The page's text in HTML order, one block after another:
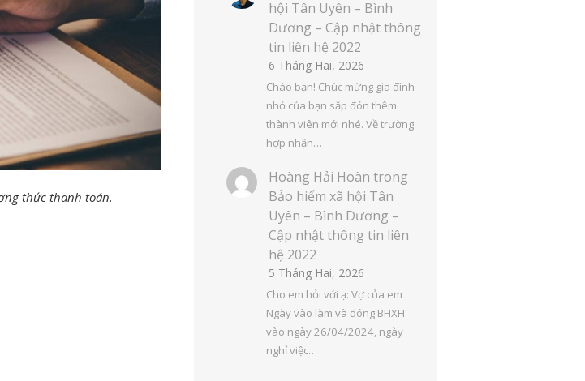
thức thanh toán.
hội Tân Uyên – Bình
Dương – Cập nhật thông
tin liên hệ 2022
6 Tháng Hai, 2026
Chào bạn! Chúc mừng gia đình
nhỏ của bạn sắp đón thêm
thành viên mới nhé. Về trường
hợp nhận…
Hoàng Hải Hoàn trong
Bảo hiểm xã hội Tân
Uyên – Bình Dương –
Cập nhật thông tin liên
hệ 2022
5 Tháng Hai, 2026
Cho em hỏi với ạ: Vợ của em
Ngày vào làm và đóng BHXH
vào ngày 26/04/2024, ngày
nghỉ việc…